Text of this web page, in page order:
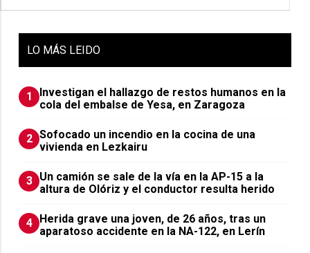
LO MÁS LEIDO
1
Investigan el hallazgo de restos humanos en la
cola del embalse de Yesa, en Zaragoza
2 Sofocado un incendio en la cocina de una
vivienda en Lezkairu
3 Un camión se sale de la vía en la AP-15 a la
altura de Olóriz y el conductor resulta herido
4 Herida grave una joven, de 26 años, tras un
aparatoso accidente en la NA-122, en Lerín